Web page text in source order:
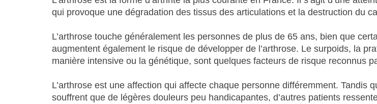
qui provoque une dégradation des tissus des articulations et la destruction du
L’arthrose touche généralement les personnes de plus de 65 ans, bien que
augmentent également le risque de développer de l’arthrose. Le surpoids, la
manière intensive ou la génétique, sont quelques facteurs de risque reconnus
L’arthrose est une affection qui affecte chaque personne différemment. Tandis
souffrent que de légères douleurs peu handicapantes, d’autres patients